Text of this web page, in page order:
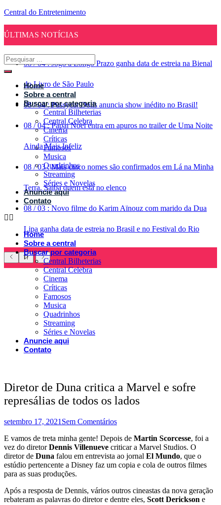
Central do Entretenimento
ÚLTIMAS NOTÍCIAS
08 / 04 : Jogo a Longo Prazo ganha data de estreia na Bienal
do Livro de São Paulo
08 / 04 : Pussycat Dolls anuncia show inédito no Brasil!
08 / 04 : Papai Noel entra em apuros no trailer de Uma Noite
Ainda Mais Infeliz
08 / 03 : Mais cinco nomes são confirmados em Lá na Minha
Terra. Saiba quem está no elenco
08 / 03 : Novo filme do Karim Aïnouz com marido da Dua
Lipa ganha data de estreia no Brasil e no Festival do Rio
Home
Sobre a central
Buscar por categoria
Central Bilheterias
Central Celebra
Cinema
Críticas
Famosos
Musica
Quadrinhos
Streaming
Séries e Novelas
Anuncie aqui
Contato
Home
Sobre a central
Buscar por categoria
Central Bilheterias
Central Celebra
Cinema
Críticas
Famosos
Musica
Quadrinhos
Streaming
Séries e Novelas
Anuncie aqui
Contato
Diretor de Duna critica a Marvel e sofre
represálias de todos os lados
setembro 17, 2021 Sem Comentários
E vamos de treta minha gente! Depois de Martin Scorcesse, foi a
vez do diretorDennis Villenueve criticar a Marvel Studios. O
diretor de Duna falou em entrevista ao jornal El Mundo, que o
estúdio pertencente a Disney faz um copia e cola de outros filmes
para as suas produções.
Após a resposta de Dennis, vários outros cineastas da nova geração
rebateram as palavras do diretor e dentre eles, Scott Derickson e